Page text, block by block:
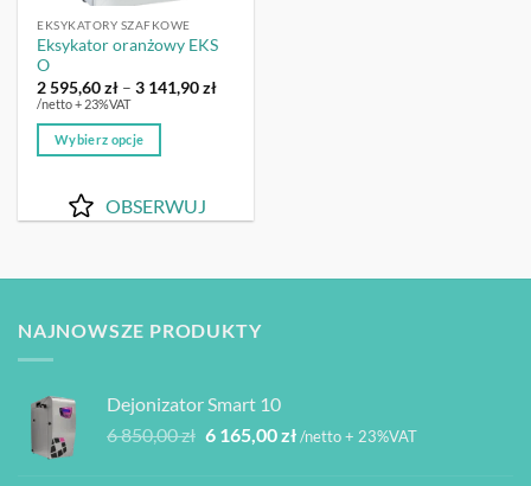
EKSYKATORY SZAFKOWE
Eksykator oranżowy EKS
O
2 595,60zł – 3 141,90złZakres
/netto + 23%VAT
Wybierz opcje
produkt
ma
wybrać
na
produktu
OBSERWUJ
NAJNOWSZE PRODUKTY
Dejonizator Smart 10
6 850,00zł Pierwotna
6 165,00złAktualna
/netto + 23%VAT